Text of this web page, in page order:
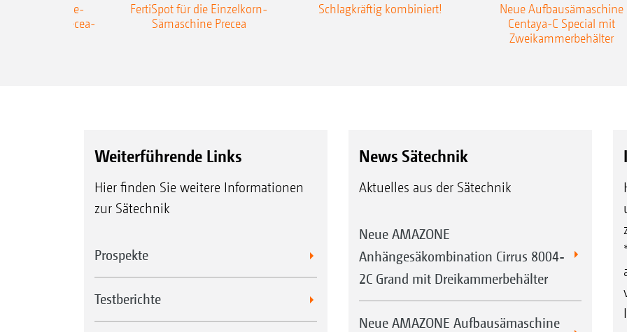
Anhänge-
Precea-
FertiSpot für die Einzelkorn-
Sämaschine Precea
Schlagkräftig kombiniert!
Neue Aufbausämaschine
Centaya-C Special mit
Zweikammerbehälter
Weiterführende Links
Hier finden Sie weitere Informationen
zur Sätechnik
Prospekte
Testberichte
News Sätechnik
Aktuelles aus der Sätechnik
Neue AMAZONE
Anhängesäkombination Cirrus 8004-
2C Grand mit Dreikammerbehälter
Neue AMAZONE Aufbausämaschine